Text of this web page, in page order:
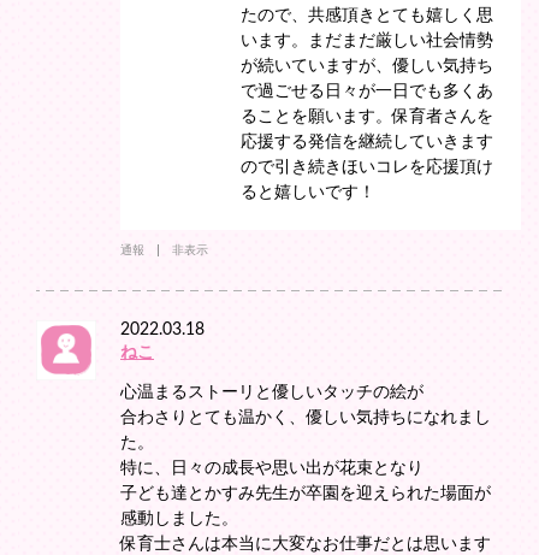
たので、共感頂きとても嬉しく思
います。まだまだ厳しい社会情勢
が続いていますが、優しい気持ち
で過ごせる日々が一日でも多くあ
ることを願います。保育者さんを
応援する発信を継続していきます
ので引き続きほいコレを応援頂け
ると嬉しいです！
通報 非表示
2022.03.18
ねこ
心温まるストーリと優しいタッチの絵が
合わさりとても温かく、優しい気持ちになれまし
た。
特に、日々の成長や思い出が花束となり
子ども達とかすみ先生が卒園を迎えられた場面が
感動しました。
保育士さんは本当に大変なお仕事だとは思います